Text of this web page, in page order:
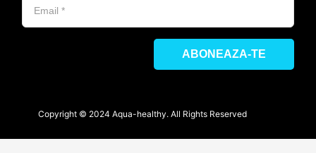
Copyright © 2024 Aqua-healthy. All Rights Reserved